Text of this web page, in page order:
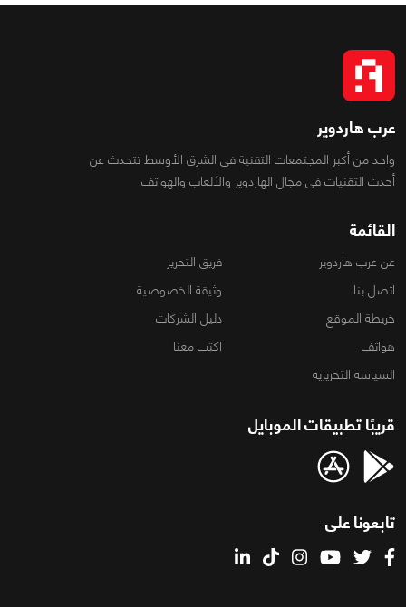
عرب هاردوير
واحد من أكبر المجتمعات التقنية فى الشرق الأوسط تتحدث عن
أحدث التقنيات فى مجال الهاردوير والألعاب والهواتف
القائمة
عن عرب هاردوير
فريق التحرير
اتصل بنا
وثيقة الخصوصية
خريطة الموقع
دليل الشركات
هواتف
اكتب معنا
السياسة التحريرية
قريبًا تطبيقات الموبايل
تابعونا على